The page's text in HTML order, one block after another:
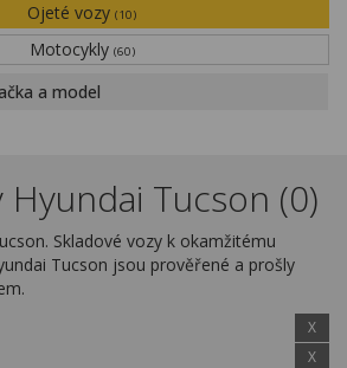
Ojeté vozy (10)
Motocykly (60)
a model
Tucson (0)
Skladové vozy k okamžitému
Tucson jsou prověřené a prošly
X
X